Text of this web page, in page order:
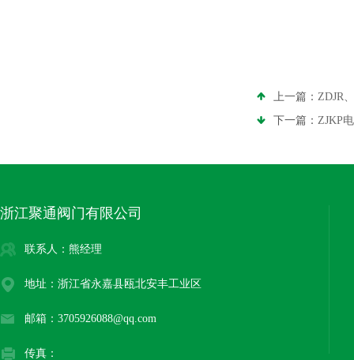
上一篇： ZDJR
下一篇： ZJKP
浙江聚通阀门有限公司
联系人：熊经理
地址：浙江省永嘉县瓯北安丰工业区
邮箱：3705926088@qq.com
传真：